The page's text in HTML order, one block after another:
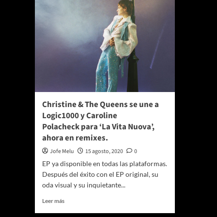
Christine & The Queens se une a
Logic1000 y Caroline
Polacheck para ‘La Vita Nuova’,
ahora en remixes.
Jofe Melu 15 agosto, 2020
0
EP ya disponible en todas las plataformas.
Después del éxito con el EP original, su
oda visual y su inquietante...
Leer másLeer